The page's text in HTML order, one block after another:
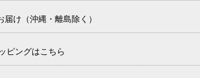
け（沖縄・離島除く）
ピングはこちら